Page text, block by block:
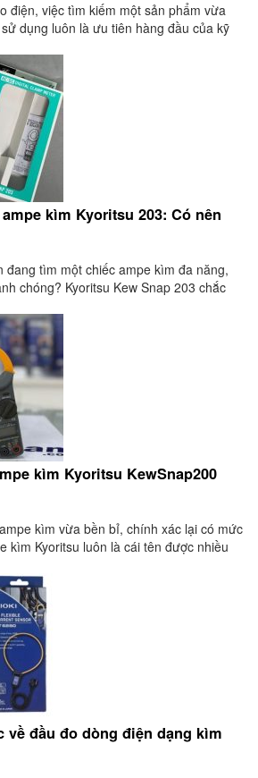
điện, việc tìm kiếm một sản phẩm vừa
dụng luôn là ưu tiên hàng đầu của kỹ
kìm Kyoritsu 203: Có nên
đang tìm một chiếc ampe kìm đa năng,
chóng? Kyoritsu Kew Snap 203 chắc
kìm Kyoritsu KewSnap200
kìm vừa bền bỉ, chính xác lại có mức
kìm Kyoritsu luôn là cái tên được nhiều
về đầu đo dòng điện dạng kìm